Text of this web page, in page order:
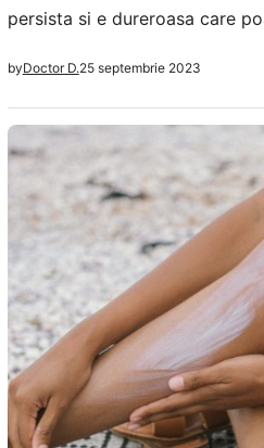
persista si e dureroasa care
iesi de la nivelul penisului, iar
varia de la terapie la rece la
ajunge la interventii
byDoctor D.25 septembrie 2023